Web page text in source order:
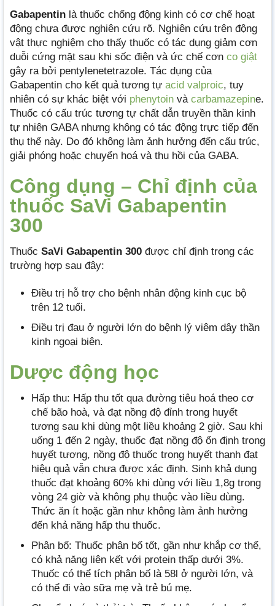
Gabapentin là thuốc chống động kinh có cơ chế hoạt
động chưa được nghiên cứu rõ. Nghiên cứu trên động
vật thực nghiệm cho thấy thuốc có tác dụng giảm cơn
duỗi cứng mặt sau khi sốc điện và ức chế cơn co giật
gây ra bởi pentylenetetrazole. Tác dụng của
Gabapentin cho kết quả tương tự acid valproic, tuy
nhiên có sự khác biệt với phenytoin và carbamazepine.
Thuốc có cấu trúc tương tự chất dẫn truyền thần kinh
tự nhiên GABA nhưng không có tác động trực tiếp đến
thụ thể này. Do đó không làm ảnh hưởng đến cấu trúc,
giải phóng hoặc chuyển hoá và thu hồi của GABA.
Công dụng – Chỉ định của
thuốc SaVi Gabapentin
300
Thuốc SaVi Gabapentin 300 được chỉ định trong các
trường hợp sau đây:
Điều trị hỗ trợ cho bệnh nhân động kinh cục bộ
trên 12 tuổi.
Điều trị đau ở người lớn do bệnh lý viêm dây thần
kinh ngoại biên.
Dược động học
Hấp thu: Hấp thu tốt qua đường tiêu hoá theo cơ
chế bão hoà, và đạt nồng độ đỉnh trong huyết
tương sau khi dùng một liều khoảng 2 giờ. Sau khi
uống 1 đến 2 ngày, thuốc đạt nồng độ ổn định trong
huyết tương, nồng độ thuốc trong huyết thanh đạt
hiệu quả vẫn chưa được xác định. Sinh khả dụng
thuốc đạt khoảng 60% khi dùng với liều 1,8g trong
vòng 24 giờ và không phụ thuộc vào liều dùng.
Thức ăn ít hoặc gần như không làm ảnh hưởng
đến khả năng hấp thu thuốc.
Phân bố: Thuốc phân bố tốt, gần như khắp cơ thể,
có khả năng liên kết với protein thấp dưới 3%.
Thuốc có thể tích phân bố là 58l ở người lớn, và
có thể đi vào sữa mẹ và trẻ bú mẹ.